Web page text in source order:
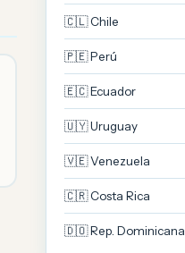
🇨🇱 Chile
🇵🇪 Perú
🇪🇨 Ecuador
🇺🇾 Uruguay
🇻🇪 Venezuela
🇨🇷 Costa Rica
🇩🇴 Rep. Dominicana